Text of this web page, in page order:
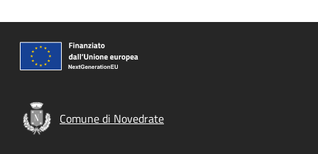
Comune di Novedrate